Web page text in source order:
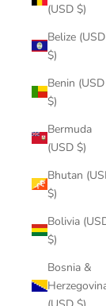
(USD $)
Belize (USD
$)
Benin (USD
$)
Bermuda
(USD $)
Bhutan
$)
Bolivia
$)
Bosnia &